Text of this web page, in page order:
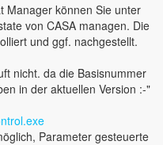
Manager können Sie unter
von CASA managen. Die
und ggf. nachgestellt.
nicht. da die Basisnummer
in der aktuellen Version :-"
Parameter gesteuerte